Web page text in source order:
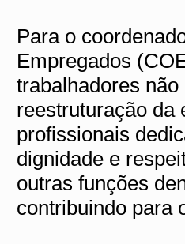
Para o
Empregados
trabalhadores
reestruturação da
profissionais
dignidade e
outras funções
contribuindo para